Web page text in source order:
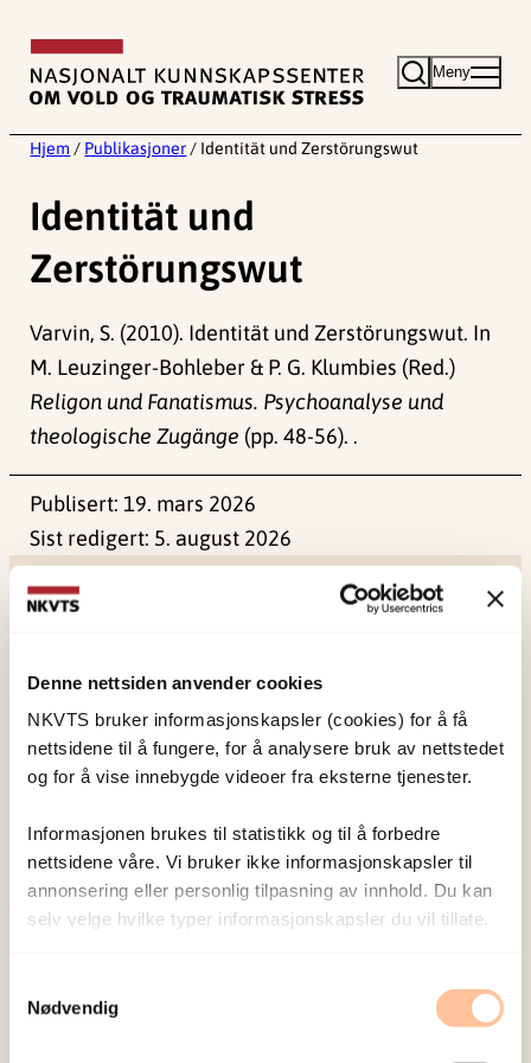
Denne nettsiden anvender cookies
NKVTS bruker informasjonskapsler (cookies) for å få
nettsidene til å fungere, for å analysere bruk av nettstedet
og for å vise innebygde videoer fra eksterne tjenester.
Informasjonen brukes til statistikk og til å forbedre
nettsidene våre. Vi bruker ikke informasjonskapsler til
annonsering eller personlig tilpasning av innhold. Du kan
selv velge hvilke typer informasjonskapsler du vil tillate.
Nødvendig
innhold
Meny
Hjem / Publikasjoner / Identität und Zerstörungswut
Identität und
Zerstörungswut
Varvin, S. (2010). Identität und Zerstörungswut. In
M. Leuzinger-Bohleber & P. G. Klumbies (Red.)
Religon und Fanatismus. Psychoanalyse und
theologische Zugänge (pp. 48-56). .
Publisert: 19. mars 2026
Sist redigert: 5. august 2026
NKVTS utvikler og sprer kunnskap og kompetanse
om vold og traumatisk stress. Formålet er å bidra
til å forebygge og redusere de helsemessige og
sosiale konsekvensene som vold og traumatisk
stress kan medføre.
Om oss
Ledige stillinger